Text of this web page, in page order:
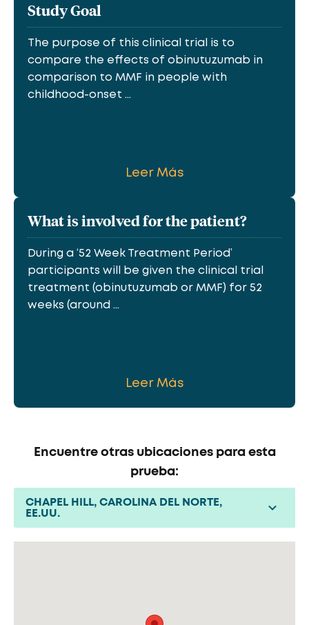
Study Goal
The purpose of this clinical trial is to
compare the effects of obinutuzumab in
comparison to MMF in people with
childhood-onset ...
Leer Más
What is involved for the patient?
During a ‘52 Week Treatment Period’
participants will be given the clinical trial
treatment (obinutuzumab or MMF) for 52
weeks (around ...
Leer Más
Encuentre otras ubicaciones para esta
prueba:
CHAPEL HILL, CAROLINA DEL NORTE,
EE.UU.